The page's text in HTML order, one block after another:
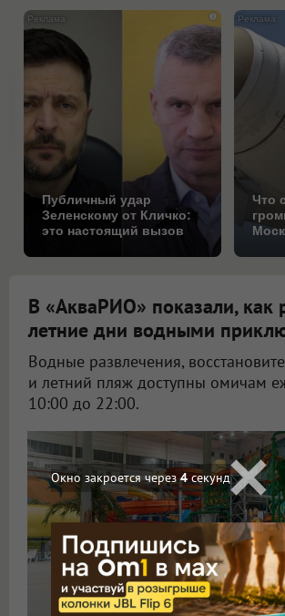
i
Публичный удар
Зеленскому от Кличко:
это настоящий вызов
Что
В «АкваРИО» показали, как
летние дни водными
Водные развлечения,
и летний пляж доступны омичам
10:00 до 22:00.
Окно закроется через2секунд